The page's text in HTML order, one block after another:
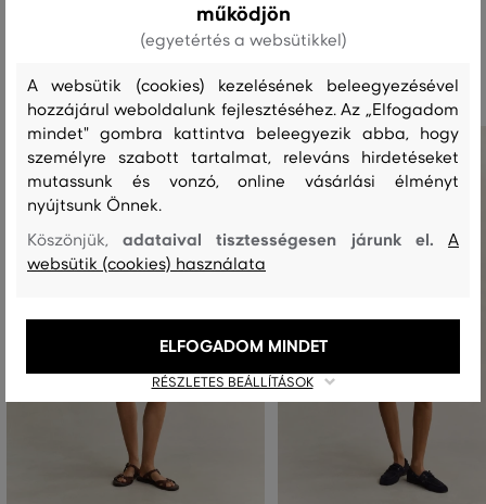
Ajánlott termékek
működjön
(egyetértés a websütikkel)
A websütik (cookies) kezelésének beleegyezésével
hozzájárul weboldalunk fejlesztéséhez. Az „Elfogadom
mindet" gombra kattintva beleegyezik abba, hogy
személyre szabott tartalmat, releváns hirdetéseket
mutassunk és vonzó, online vásárlási élményt
nyújtsunk Önnek.
Köszönjük,adataival tisztességesen járunk el.A
websütik (cookies) használata
RÉSZLETES BEÁLLÍTÁSOK
ELFOGADOM MINDET